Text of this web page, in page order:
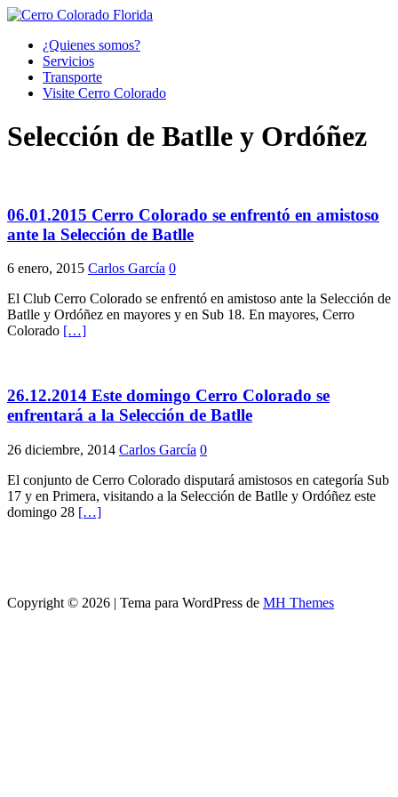
¿Quienes somos?
Servicios
Transporte
Visite Cerro Colorado
Selección de Batlle y Ordóñez
06.01.2015 Cerro Colorado se enfrentó en amistoso
ante la Selección de Batlle
6 enero, 2015 Carlos García 0
El Club Cerro Colorado se enfrentó en amistoso ante la Selección de
Batlle y Ordóñez en mayores y en Sub 18. En mayores, Cerro
Colorado […]
26.12.2014 Este domingo Cerro Colorado se
enfrentará a la Selección de Batlle
26 diciembre, 2014 Carlos García 0
El conjunto de Cerro Colorado disputará amistosos en categoría Sub
17 y en Primera, visitando a la Selección de Batlle y Ordóñez este
domingo 28 […]
Copyright © 2026 | Tema para WordPress de MH Themes